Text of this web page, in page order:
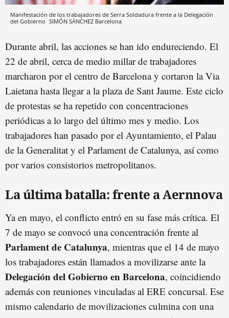
Manifestación de los trabajadores de Serra Soldadura frente a la Delegación
del Gobierno SIMÓN SÁNCHEZ Barcelona
Durante abril, las acciones se han ido endureciendo. El
22 de abril, cerca de medio millar de trabajadores
marcharon por el centro de Barcelona y cortaron la Via
Laietana hasta llegar a la plaza de Sant Jaume. Este ciclo
de protestas se ha repetido con concentraciones
periódicas a lo largo del último mes y medio. Los
trabajadores han pasado por el Ayuntamiento, el Palau
de la Generalitat y el Parlament de Catalunya, así como
por varios consistorios metropolitanos.
La última batalla: frente a Aernnova
Ya en mayo, el conflicto entró en su fase más crítica. El
7 de mayo se convocó una concentración frente al
Parlament de Catalunya, mientras que el 14 de mayo
los trabajadores están llamados a movilizarse ante la
Delegación del Gobierno en Barcelona, coincidiendo
además con reuniones vinculadas al ERE concursal. Ese
mismo calendario de movilizaciones culmina con una